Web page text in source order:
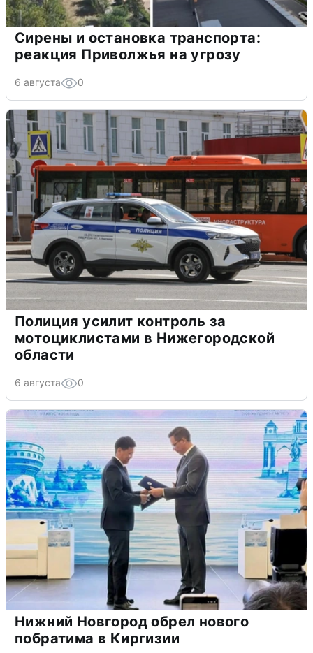
Сирены и остановка транспорта:
реакция Приволжья на угрозу
6 августа 0
Полиция усилит контроль за
мотоциклистами в Нижегородской
области
6 августа 0
Нижний Новгород обрел нового
побратима в Киргизии